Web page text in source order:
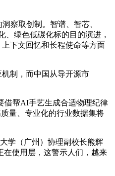
察取创制。智谱、智芯、
绿色低碳化标的目的演进，
下文回忆和长程使命等方面
制，而中国从导开源市
帮AI手艺生成合适物理纪律
量、专业化的行业数据集将
学（广州）协理副校长熊辉
在使用层，这警示人们，越来